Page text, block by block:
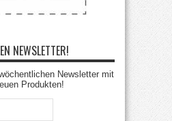
NEWSLETTER!
Newsletter mit
Produkten!